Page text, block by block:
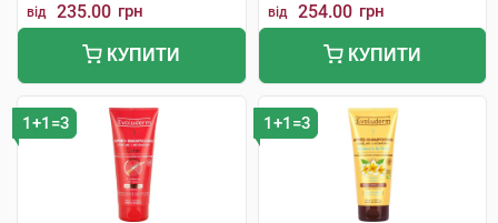
від 235.00 грн
КУПИТИ
від 254.00 грн
КУПИТИ
1+1=3 1+1=3